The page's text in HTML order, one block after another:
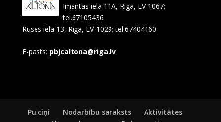
Imantas iela 11A, Rīga, LV-1067;
tel.67105436
Ruses iela 13, Rīga, LV-1029; tel.67404160
E-pasts: pbjcaltona@riga.lv
Pulciņi Nodarbību saraksts
Aktivitātes